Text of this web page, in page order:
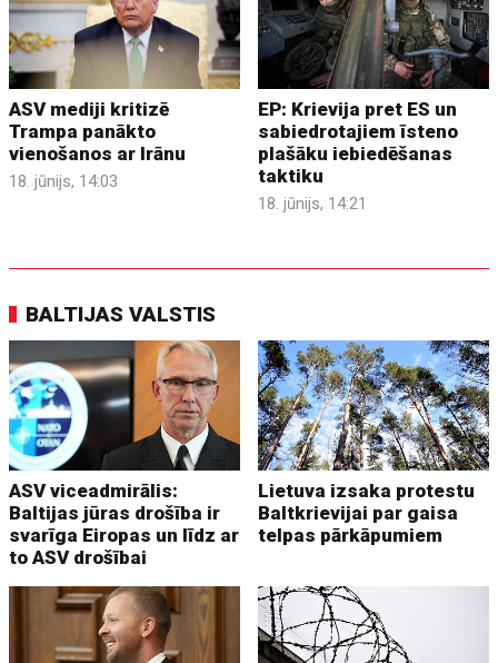
ASV mediji kritizē
Trampa panākto
vienošanos ar Irānu
18. jūnijs, 14:03
EP: Krievija pret ES un
sabiedrotajiem īsteno
plašāku iebiedēšanas
taktiku
18. jūnijs, 14:21
BALTIJAS VALSTIS
ASV viceadmirālis:
Baltijas jūras drošība ir
svarīga Eiropas un līdz ar
to ASV drošībai
Lietuva izsaka protestu
Baltkrievijai par gaisa
telpas pārkāpumiem